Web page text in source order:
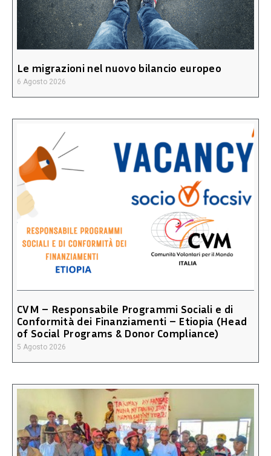
Le migrazioni nel nuovo bilancio europeo
6 Agosto 2026
CVM – Responsabile Programmi Sociali e di
Conformità dei Finanziamenti – Etiopia (Head
of Social Programs & Donor Compliance)
5 Agosto 2026